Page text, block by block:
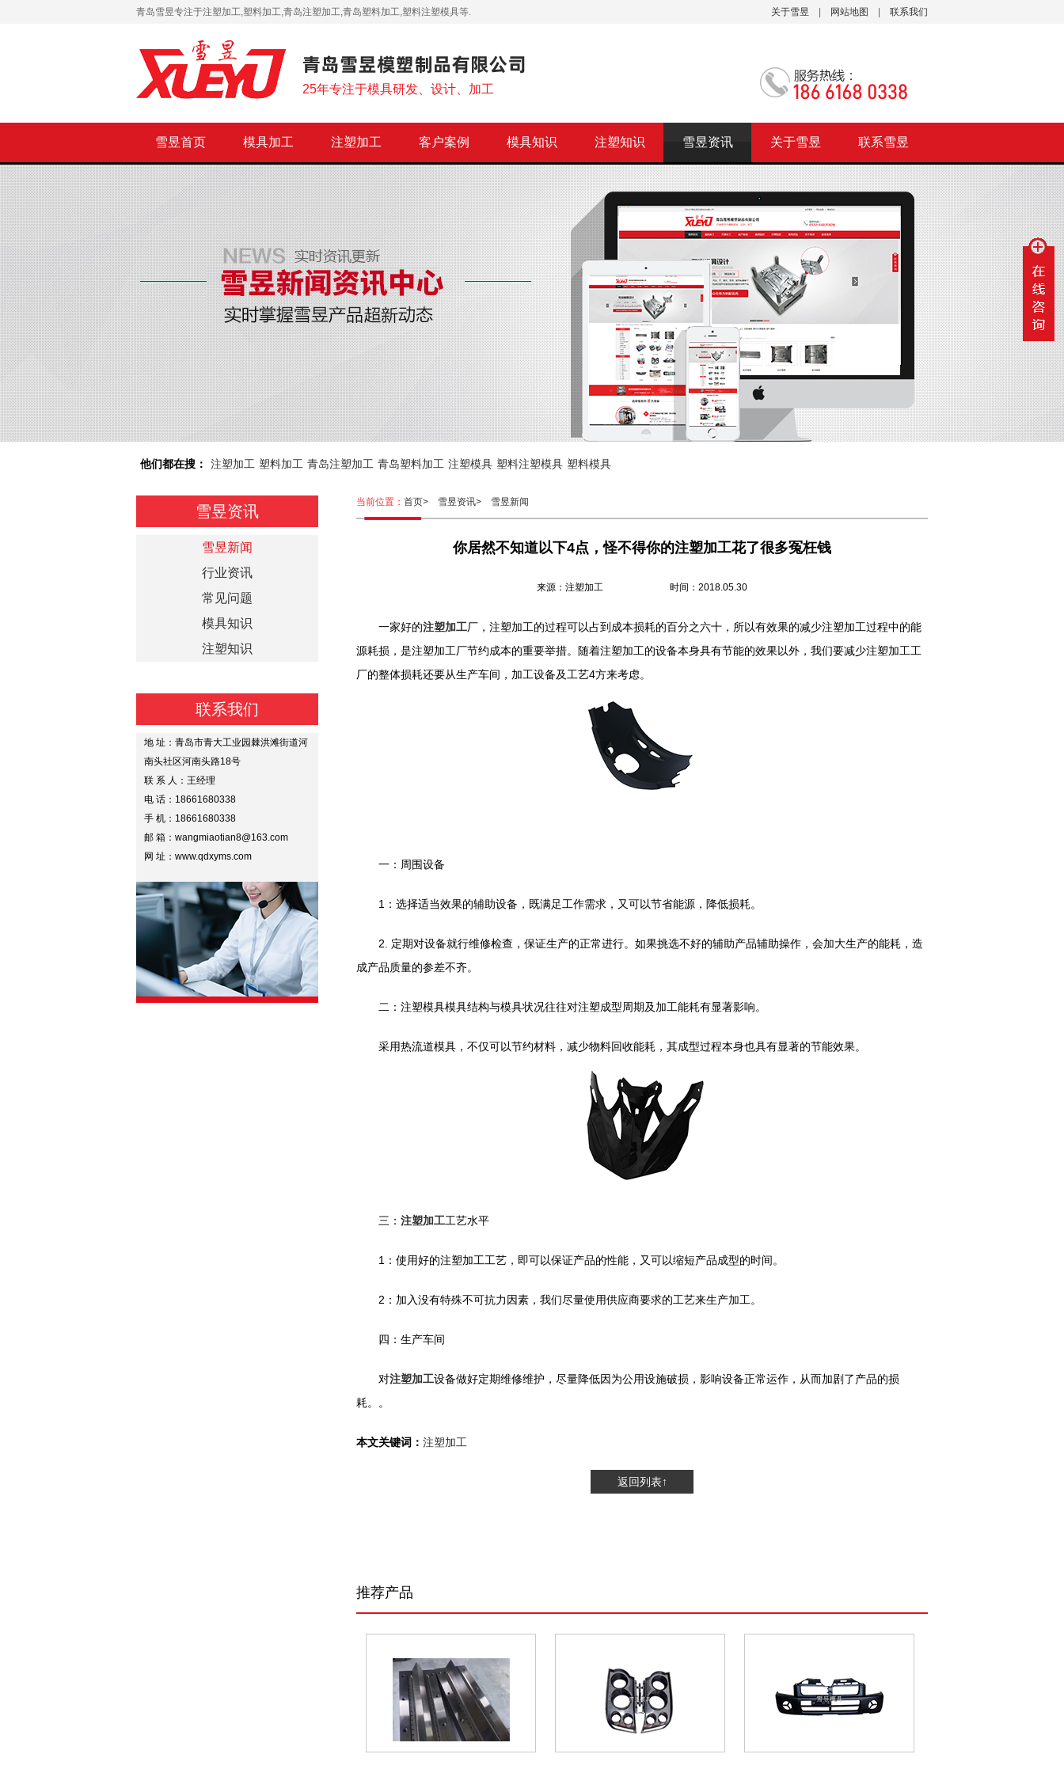
青岛雪昱专注于注塑加工,塑料加工,青岛注塑加工,青岛塑料加工,塑料注塑模具等. 关于雪昱 网站地图 联系我们
25年专注于模具研发、设计、加工
雪昱首页 模具加工 注塑加工 客户案例 模具知识 注塑知识 雪昱资讯 关于雪昱 联系雪昱
他们都在搜： 注塑加工 塑料加工 青岛注塑加工 青岛塑料加工 注塑模具 塑料注塑模具 塑料模具
雪昱资讯
雪昱新闻
行业资讯
常见问题
模具知识
注塑知识
联系我们
地 址：青岛市青大工业园棘洪滩街道河
南头社区河南头路18号
联 系 人：王经理
电 话：18661680338
手 机：18661680338
邮 箱：wangmiaotian8@163.com
网 址：www.qdxyms.com
当前位置： 首页> 雪昱资讯> 雪昱新闻
你居然不知道以下4点，怪不得你的注塑加工花了很多冤枉钱
来源：注塑加工 时间：2018.05.30
一家好的注塑加工厂，注塑加工的过程可以占到成本损耗的百分之六十，所以有效果的减少注塑加工过程中的能
源耗损，是注塑加工厂节约成本的重要举措。随着注塑加工的设备本身具有节能的效果以外，我们要减少注塑加工工
厂的整体损耗还要从生产车间，加工设备及工艺4方来考虑。
一：周围设备
1：选择适当效果的辅助设备，既满足工作需求，又可以节省能源，降低损耗。
2. 定期对设备就行维修检查，保证生产的正常进行。如果挑选不好的辅助产品辅助操作，会加大生产的能耗，造
成产品质量的参差不齐。
二：注塑模具模具结构与模具状况往往对注塑成型周期及加工能耗有显著影响。
采用热流道模具，不仅可以节约材料，减少物料回收能耗，其成型过程本身也具有显著的节能效果。
三： 注塑加工工艺水平
1：使用好的注塑加工工艺，即可以保证产品的性能，又可以缩短产品成型的时间。
2：加入没有特殊不可抗力因素，我们尽量使用供应商要求的工艺来生产加工。
四：生产车间
对注塑加工设备做好定期维修维护，尽量降低因为公用设施破损，影响设备正常运作，从而加剧了产品的损
耗。。
本文关键词： 注塑加工
返回列表↑
推荐产品